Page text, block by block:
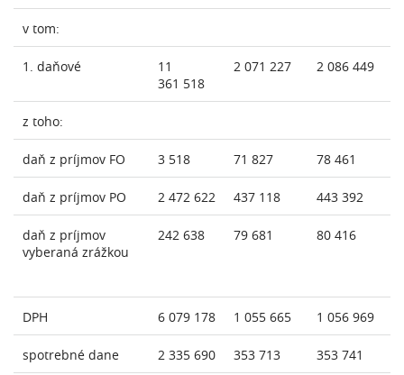
v tom:
1. daňové
11
361 518
2 071 227 2 086 449
z toho:
daň z príjmov FO 3 518 71 827 78 461
daň z príjmov PO 2 472 622 437 118 443 392
daň z príjmov
vyberaná zrážkou
242 638 79 681 80 416
DPH 6 079 178 1 055 665 1 056 969
spotrebné dane 2 335 690 353 713 353 741